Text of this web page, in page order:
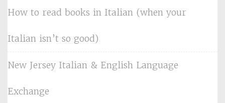
How to read books in Italian (when your
Italian isn’t so good)
New Jersey Italian & English Language
Exchange